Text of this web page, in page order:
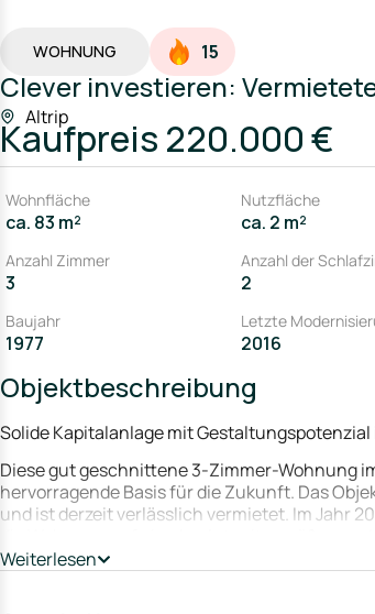
WOHNUNG 15
Clever investieren:
Altrip
Kaufpreis 220.000 €
Wohnfläche
ca. 83 m²
Nutzfläche
ca. 2 m²
Anzahl Zimmer
3
Anzahl der
2
Baujahr
1977
Letzte
2016
Objektbeschreibung
Solide Kapitalanlage mit Gestaltungspotenzial
Diese gut geschnittene 3-Zimmer-Wohnung
hervorragende Basis für die Zukunft. Das
und ist derzeit verlässlich vermietet. Im Jahr
Schönheitsreparaturen wie die Erneuerung
Weiterlesen